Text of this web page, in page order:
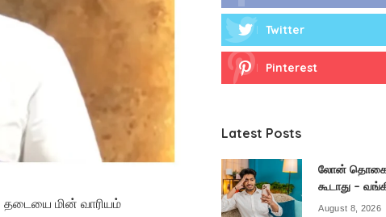
தடையை மின் வாரியம்
Twitter
Pinterest
Latest Posts
லோன் தொகை
கூடாது –
August 8, 2026